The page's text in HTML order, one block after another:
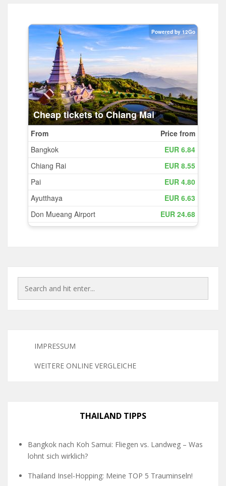
IMPRESSUM
WEITERE ONLINE VERGLEICHE
THAILAND TIPPS
Bangkok nach Koh Samui: Fliegen vs. Landweg – Was
lohnt sich wirklich?
Thailand Insel-Hopping: Meine TOP 5 Trauminseln!